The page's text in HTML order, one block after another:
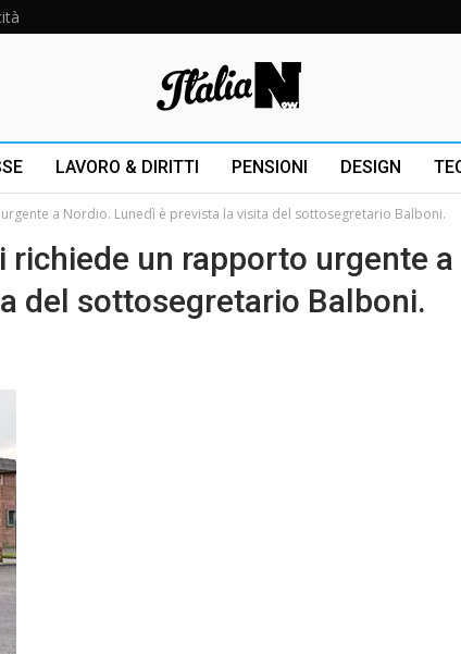
LAVORO & DIRITTI PENSIONI DESIGN
a Nordio. Lunedì è prevista la visita del sottosegretario Balboni.
richiede un rapporto urgente a
del sottosegretario Balboni.